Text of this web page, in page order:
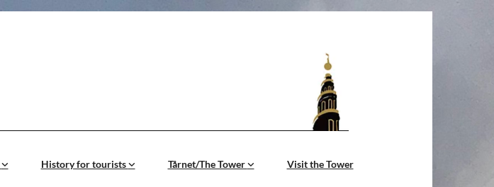
History for tourists Tårnet/The Tower Visit the Tower